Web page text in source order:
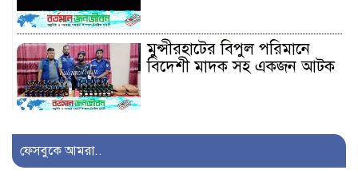
মুন্সীরহাটের বিপুল পরিমানে
বিদেশী মাদক সহ একজন আটক
সাজেকগামী পর্যটকবাহী যানবাহন
সেনাবাহিনী
ফেসবুকে আমরা..